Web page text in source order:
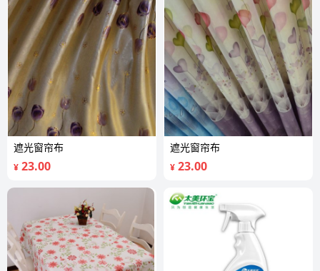
遮光窗帘布
¥ 23.00
遮光窗帘布
¥ 23.00